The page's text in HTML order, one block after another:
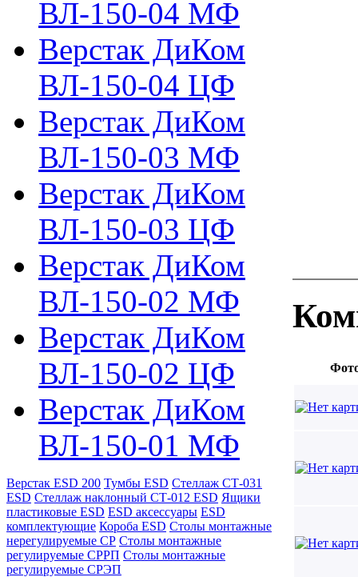
ВЛ-150-04 МФ
Верстак ДиКом
ВЛ-150-04 ЦФ
Верстак ДиКом
ВЛ-150-03 МФ
Верстак ДиКом
ВЛ-150-03 ЦФ
Верстак ДиКом
ВЛ-150-02 МФ
Верстак ДиКом
ВЛ-150-02 ЦФ
Верстак ДиКом
ВЛ-150-01 МФ
Верстак ESD 200 Тумбы ESD Стеллаж СТ-031
ESD Стеллаж наклонный СТ-012 ESD Ящики
пластиковые ESD ESD аксессуары ESD
комплектующие Короба ESD Столы монтажные
нерегулируемые СР Столы монтажные
регулируемые СРРП Столы монтажные
регулируемые СРЭП